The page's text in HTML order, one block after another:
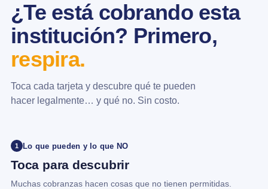
¿Te está cobrando esta
institución? Primero,
respira.
Toca cada tarjeta y descubre qué te pueden
hacer legalmente… y qué no. Sin costo.
1 Lo que pueden y lo que NO
Toca para descubrir
Muchas cobranzas hacen cosas que no tienen permitidas.